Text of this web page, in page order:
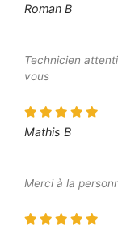
Roman B
Technicien
vous
Mathis B
Merci à la